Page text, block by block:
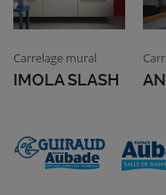
Carrelage mural
IMOLA SLASH